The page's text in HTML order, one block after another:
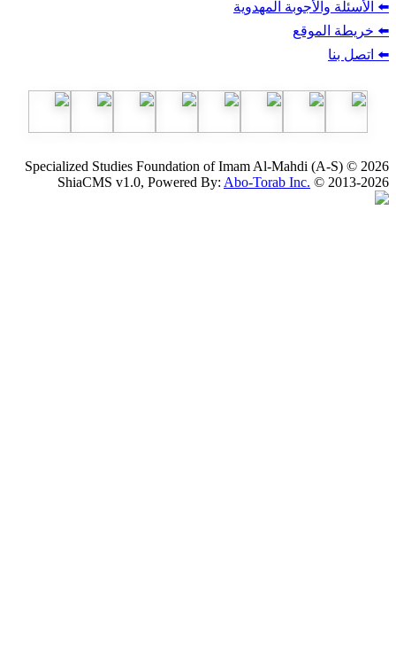
المهدوية
Specialized Studies Foundation of Imam Al-
ShiaCMS v1.0, Powered By:Abo-Torab Inc.